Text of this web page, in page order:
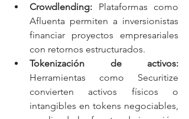
Crowdlending: Plataformas como
Afluenta permiten a inversionistas
financiar proyectos empresariales
con retornos estructurados.
Herramientas como Securitize
convierten activos físicos o
intangibles en tokens negociables,